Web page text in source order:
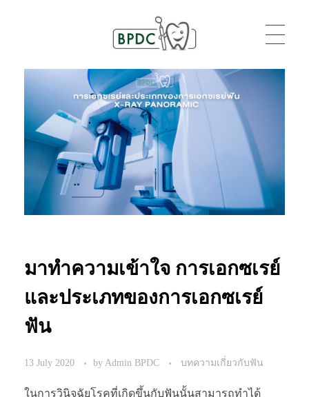
BPDC
แค่เว็บเวิร์ดเพรสเว็บหนึ่ง
มาทำความเข้าใจ การเอกซเรย์
และประเภทของการเอกซเรย์
ฟัน
13 July 2020 byAdmin BPDC บทความเกี่ยวกับฟัน
ในการวินิจฉัยโรคที่เกิดขึ้นกับฟันนั้นสามารถทำได้